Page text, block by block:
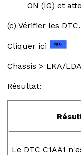
ON (IG) et
(c) Vérifier les DTC.
Cliquer ici
Chassis > LKA/
Résultat:
Le DTC C1AA1